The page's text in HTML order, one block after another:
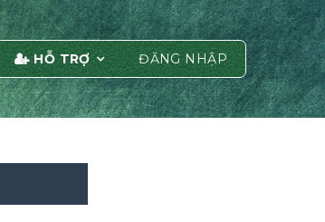
HỖ TRỢ ĐĂNG NHẬP